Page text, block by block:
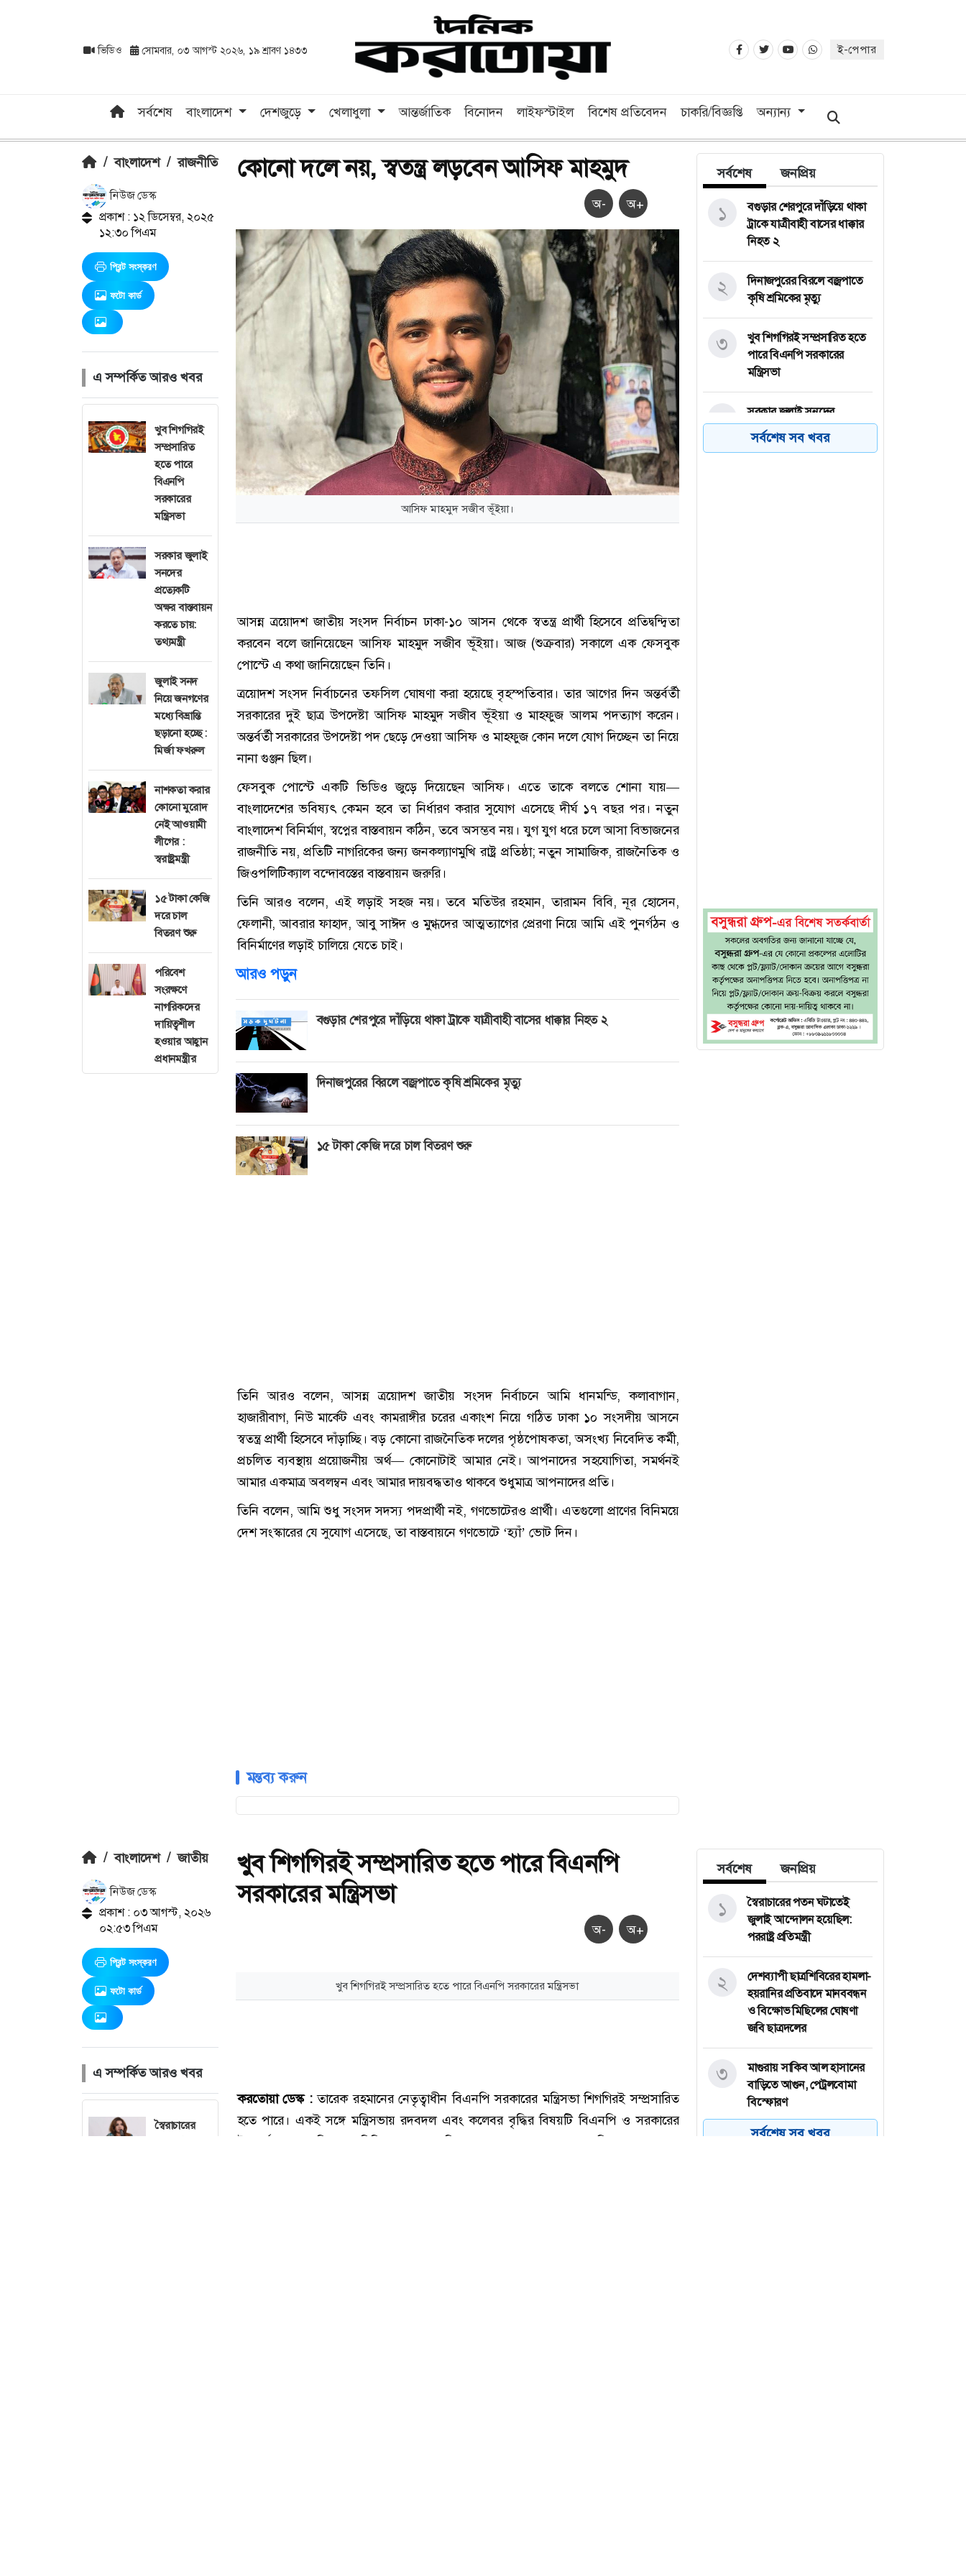
ভিডিও সোমবার, ০৩ আগস্ট ২০২৬, ১৯ শ্রাবণ ১৪৩৩ ই-পেপার
সর্বশেষ বাংলাদেশ দেশজুড়ে খেলাধুলা আন্তর্জাতিক বিনোদন লাইফস্টাইল বিশেষ প্রতিবেদন চাকরি/বিজ্ঞপ্তি অন্যান্য
/ বাংলাদেশ / রাজনীতি
নিউজ ডেস্ক
প্রকাশ : ১২ ডিসেম্বর, ২০২৫
১২:৩০ পিএম
প্রিন্ট সংস্করণ
ফটো কার্ড
এ সম্পর্কিত আরও খবর
খুব শিগগিরই
সম্প্রসারিত
হতে পারে
বিএনপি
সরকারের
মন্ত্রিসভা
সরকার জুলাই
সনদের
প্রত্যেকটি
অক্ষর বাস্তবায়ন
করতে চায়:
তথ্যমন্ত্রী
জুলাই সনদ
নিয়ে জনগণের
মধ্যে বিভ্রান্তি
ছড়ানো হচ্ছে :
মির্জা ফখরুল
নাশকতা করার
কোনো মুরোদ
নেই আওয়ামী
লীগের :
স্বরাষ্ট্রমন্ত্রী
১৫ টাকা কেজি
দরে চাল
বিতরণ শুরু
পরিবেশ
সংরক্ষণে
নাগরিকদের
দায়িত্বশীল
হওয়ার আহ্বান
প্রধানমন্ত্রীর
কোনো দলে নয়, স্বতন্ত্র লড়বেন আসিফ মাহমুদ
অ- অ+
আসিফ মাহমুদ সজীব ভূঁইয়া।
আসন্ন ত্রয়োদশ জাতীয় সংসদ নির্বাচন ঢাকা-১০ আসন থেকে স্বতন্ত্র প্রার্থী হিসেবে প্রতিদ্বন্দ্বিতা
করবেন বলে জানিয়েছেন আসিফ মাহমুদ সজীব ভূঁইয়া। আজ (শুক্রবার) সকালে এক ফেসবুক
পোস্টে এ কথা জানিয়েছেন তিনি।
ত্রয়োদশ সংসদ নির্বাচনের তফসিল ঘোষণা করা হয়েছে বৃহস্পতিবার। তার আগের দিন অন্তর্বর্তী
সরকারের দুই ছাত্র উপদেষ্টা আসিফ মাহমুদ সজীব ভূঁইয়া ও মাহফুজ আলম পদত্যাগ করেন।
অন্তর্বর্তী সরকারের উপদেষ্টা পদ ছেড়ে দেওয়া আসিফ ও মাহফুজ কোন দলে যোগ দিচ্ছেন তা নিয়ে
নানা গুঞ্জন ছিল।
ফেসবুক পোস্টে একটি ভিডিও জুড়ে দিয়েছেন আসিফ। এতে তাকে বলতে শোনা যায়—
বাংলাদেশের ভবিষ্যৎ কেমন হবে তা নির্ধারণ করার সুযোগ এসেছে দীর্ঘ ১৭ বছর পর। নতুন
বাংলাদেশ বিনির্মাণ, স্বপ্নের বাস্তবায়ন কঠিন, তবে অসম্ভব নয়। যুগ যুগ ধরে চলে আসা বিভাজনের
রাজনীতি নয়, প্রতিটি নাগরিকের জন্য জনকল্যাণমুখি রাষ্ট্র প্রতিষ্ঠা; নতুন সামাজিক, রাজনৈতিক ও
জিওপলিটিক্যাল বন্দোবস্তের বাস্তবায়ন জরুরি।
তিনি আরও বলেন, এই লড়াই সহজ নয়। তবে মতিউর রহমান, তারামন বিবি, নূর হোসেন,
ফেলানী, আবরার ফাহাদ, আবু সাঈদ ও মুগ্ধদের আত্মত্যাগের প্রেরণা নিয়ে আমি এই পুনর্গঠন ও
বিনির্মাণের লড়াই চালিয়ে যেতে চাই।
আরও পড়ুন
বগুড়ার শেরপুরে দাঁড়িয়ে থাকা ট্রাকে যাত্রীবাহী বাসের ধাক্কার নিহত ২
দিনাজপুরের বিরলে বজ্রপাতে কৃষি শ্রমিকের মৃত্যু
১৫ টাকা কেজি দরে চাল বিতরণ শুরু
তিনি আরও বলেন, আসন্ন ত্রয়োদশ জাতীয় সংসদ নির্বাচনে আমি ধানমন্ডি, কলাবাগান,
হাজারীবাগ, নিউ মার্কেট এবং কামরাঙ্গীর চরের একাংশ নিয়ে গঠিত ঢাকা ১০ সংসদীয় আসনে
স্বতন্ত্র প্রার্থী হিসেবে দাঁড়াচ্ছি। বড় কোনো রাজনৈতিক দলের পৃষ্ঠপোষকতা, অসংখ্য নিবেদিত কর্মী,
প্রচলিত ব্যবস্থায় প্রয়োজনীয় অর্থ— কোনোটাই আমার নেই। আপনাদের সহযোগিতা, সমর্থনই
আমার একমাত্র অবলম্বন এবং আমার দায়বদ্ধতাও থাকবে শুধুমাত্র আপনাদের প্রতি।
তিনি বলেন, আমি শুধু সংসদ সদস্য পদপ্রার্থী নই, গণভোটেরও প্রার্থী। এতগুলো প্রাণের বিনিময়ে
দেশ সংস্কারের যে সুযোগ এসেছে, তা বাস্তবায়নে গণভোটে ‘হ্যাঁ’ ভোট দিন।
মন্তব্য করুন
সর্বশেষ জনপ্রিয়
বগুড়ার শেরপুরে দাঁড়িয়ে থাকা
ট্রাকে যাত্রীবাহী বাসের ধাক্কার
নিহত ২
১
দিনাজপুরের বিরলে বজ্রপাতে
কৃষি শ্রমিকের মৃত্যু
২
খুব শিগগিরই সম্প্রসারিত হতে
পারে বিএনপি সরকারের
মন্ত্রিসভা
৩
সরকার জুলাই সনদের
প্রত্যেকটি অক্ষর বাস্তবায়ন
করতে চায়: তথ্যমন্ত্রী
৪
সর্বশেষ সব খবর
/ বাংলাদেশ / জাতীয়
নিউজ ডেস্ক
প্রকাশ : ০৩ আগস্ট, ২০২৬
০২:৫৩ পিএম
প্রিন্ট সংস্করণ
ফটো কার্ড
এ সম্পর্কিত আরও খবর
স্বৈরাচারের
খুব শিগগিরই সম্প্রসারিত হতে পারে বিএনপি
সরকারের মন্ত্রিসভা
অ- অ+
সর্বশেষ জনপ্রিয়
স্বৈরাচারের পতন ঘটাতেই
জুলাই আন্দোলন হয়েছিল:
পররাষ্ট্র প্রতিমন্ত্রী
১
দেশব্যাপী ছাত্রশিবিরের হামলা-
হয়রানির প্রতিবাদে মানববন্ধন
ও বিক্ষোভ মিছিলের ঘোষণা
জবি ছাত্রদলের
২
মাগুরায় সাকিব আল হাসানের
বাড়িতে আগুন, পেট্রলবোমা
বিস্ফোরণ
৩
বগুড়া মহানগরে ১১ দলের
সর্বশেষ সব খবর